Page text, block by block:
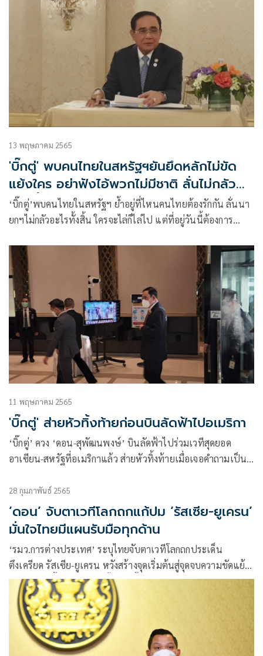
13 พฤษภาคม 2565
'บิ๊กตู่' พบคนไทยในสหรัฐฯยันยึดหลักไม่ขัด
แย้งใคร อย่าฟังไอ้พวกไม่มีชาติ ลั่นไม่กลัว
อะไรทั้งสิ้น ใครจะไล่ได้ ก็ไล่ไป
‘บิ๊กตู่’พบคนไทยในสหรัฐฯ ย้ำอยู่ที่ไหนคนไทยต้องรักกัน ลั่นนา
ยกฯไม่กลัวอะไรทั้งสิ้น ใครจะไล่ก็ไล่ไป แต่ที่อยู่วันนี้ต้องการ
แย้งใคร ขอทุกคนรักแผ่นดินเกิด อย่าฟังไอ้พวกไม่มีชาติ
11 พฤษภาคม 2565
'บิ๊กตู่' ส่ายหัวทิ้งท้ายก่อนบินลัดฟ้าไปอเมริกา
‘บิ๊กตู่’ ควง ‘ดอน-สุพัฒนพงษ์’ บินลัดฟ้าไปร่วมเวทีสุดยอด
อาเซียน-สหรัฐที่อเมริกาแล้ว ส่ายหัวทิ้งท้ายเมื่อเจอคำถามเป็น
28 กุมภาพันธ์ 2565
‘ดอน’ จับตาเวทีโลกถกแก้ปม ‘รัสเซีย-ยูเครน’
มั่นใจไทยมีแผนรับมือทุกด้าน
‘รมว.การต่างประเทศ’ ระบุไทยจับตาเวทีโลกถกประเด็น
ตึงเครียด รัสเซีย-ยูเครน หวังสร้างจุดเริ่มต้นสู่จุดจบความขัดแย้ง
แต่หากยึดเยื้อเชื่อกระทบทั้งโลก ชี้ รบ.มีแผนรับมือ วอนคนไทย
สามัคคี สร้างฐานประเทศเข้มแข็ง